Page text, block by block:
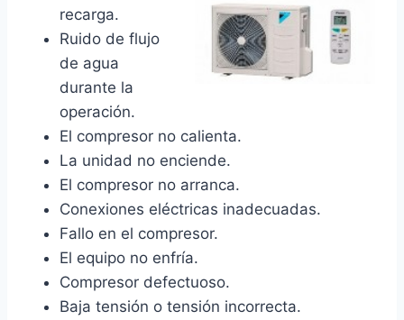
recarga.
Ruido de flujo
de agua
durante la
operación.
El compresor no calienta.
La unidad no enciende.
El compresor no arranca.
Conexiones eléctricas inadecuadas.
Fallo en el compresor.
El equipo no enfría.
Compresor defectuoso.
Baja tensión o tensión incorrecta.